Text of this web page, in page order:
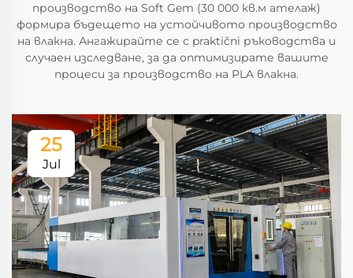
производство на Soft Gem (30 000 кв.м ателаж)
формира бъдещето на устойчивото производство
на влакна. Ангажирайте се с praktični ръководства и
случаен изследване, за да оптимизирате вашите
процеси за производство на PLA влакна.
25
Jul